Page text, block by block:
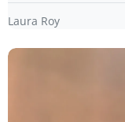
Laura Roy